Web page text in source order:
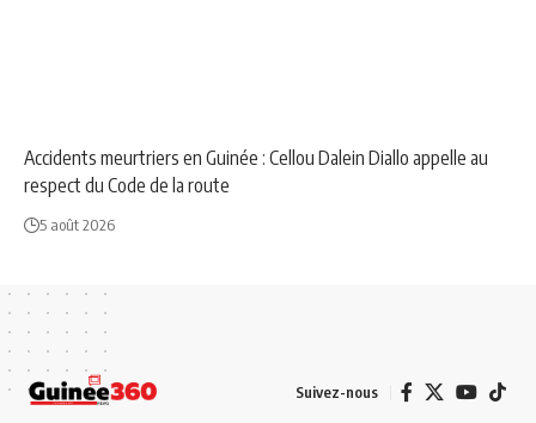
Accidents meurtriers en Guinée : Cellou Dalein Diallo appelle au
respect du Code de la route
5 août 2026
Suivez-nous